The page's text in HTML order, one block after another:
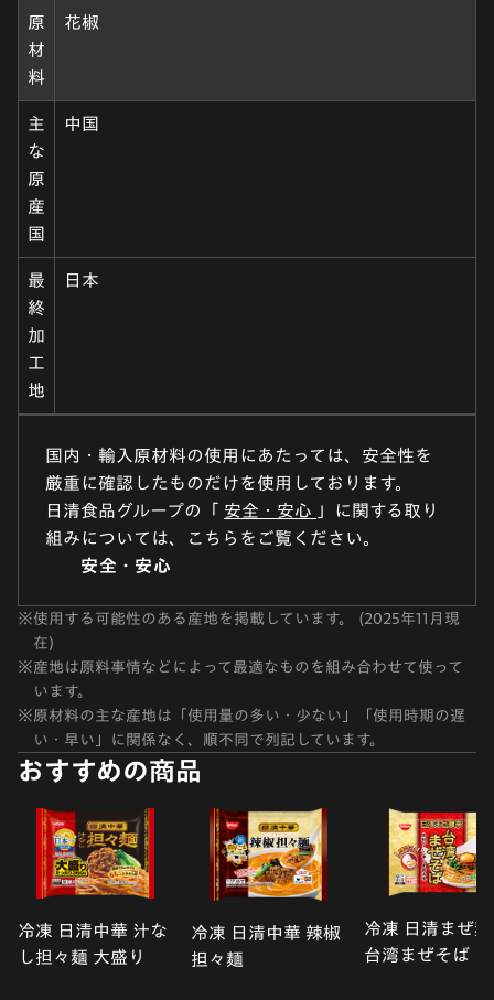
原
材
料
花椒
主
な
原
産
国
中国
最
終
加
工
地
日本
国内・輸入原材料の使用にあたっては、安全性を
厳重に確認したものだけを使用しております。
日清食品グループの「 安全・安心 」に関する取り
組みについては、こちらをご覧ください。
安全・安心
※使用する可能性のある産地を掲載しています。 (2025年11月現
在)
※産地は原料事情などによって最適なものを組み合わせて使って
います。
※原材料の主な産地は「使用量の多い・少ない」「使用時期の遅
い・早い」に関係なく、順不同で列記しています。
おすすめの商品
冷凍 日清中華 汁な
し担々麺 大盛り
冷凍 日清中華 辣椒
担々麺
冷凍 日清まぜ
台湾まぜそば